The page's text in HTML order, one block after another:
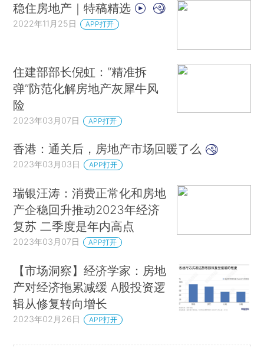
稳住房地产｜特稿精选
2022年11月25日 APP打开
住建部部长倪虹：“精准拆
弹”防范化解房地产灰犀牛风
险
2023年03月07日 APP打开
香港：通关后，房地产市场回暖了么
2023年03月03日 APP打开
瑞银汪涛：消费正常化和房地
产企稳回升推动2023年经济
复苏 二季度是年内高点
2023年03月07日 APP打开
【市场洞察】经济学家：房地
产对经济拖累减缓 A股投资逻
辑从修复转向增长
2023年02月26日 APP打开